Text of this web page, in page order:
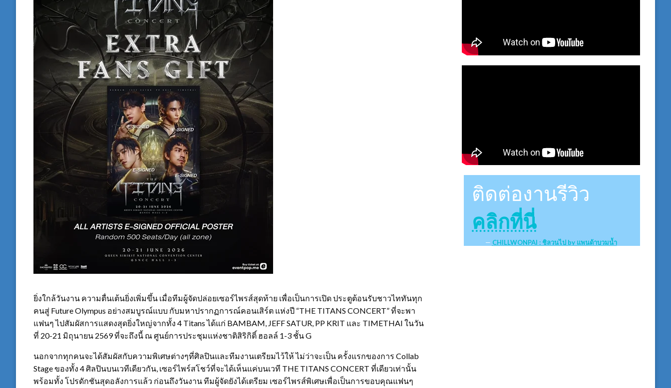
ยิ่งใกล้วันงาน ความตื่นเต้นยิ่งเพิ่มขึ้น เมื่อทีมผู้จัดปล่อยเซอร์ไพรส์สุดท้าย เพื่อเป็นการเปิด ประตูต้อนรับชาวไททันทุก
คนสู่ Future Olympus อย่างสมบูรณ์แบบ กับมหาปรากฏการณ์คอนเสิร์ต แห่งปี “THE TITANS CONCERT” ที่จะพา
แฟนๆ ไปสัมผัสการแสดงสุดยิ่งใหญ่จากทั้ง 4 Titans ได้แก่ BAMBAM, JEFF SATUR, PP KRIT และ TIMETHAI ในวัน
ที่ 20-21 มิถุนายน 2569 ที่จะถึงนี้ ณ ศูนย์การประชุมแห่งชาติสิริกิติ์ ฮอลล์ 1-3 ชั้น G
นอกจากทุกคนจะได้สัมผัสกับความพิเศษต่างๆที่ศิลปินและทีมงานเตรียมไว้ให้ ไม่ว่าจะเป็น ครั้งแรกของการ Collab
Stage ของทั้ง 4 ศิลปินบนเวทีเดียวกัน, เซอร์ไพร์สโชว์ที่จะได้เห็นแค่บนเวที THE TITANS CONCERT ที่เดียวเท่านั้น
พร้อมทั้ง โปรดักชันสุดอลังการแล้ว ก่อนถึงวันงาน ทีมผู้จัดยังได้เตรียม เซอร์ไพรส์พิเศษเพื่อเป็นการขอบคุณแฟนๆ
ติดต่องานรีวิว
คลิกที่นี่
CHILLWONPAI : ชิลวนไป by แพนด้าบวมน้ำ